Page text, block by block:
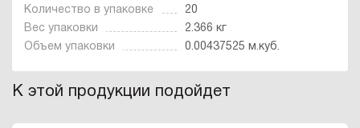
Количество в упаковке
20
Вес упаковки
2.366 кг
Объем упаковки
0.00437525 м.куб.
К этой продукции подойдет